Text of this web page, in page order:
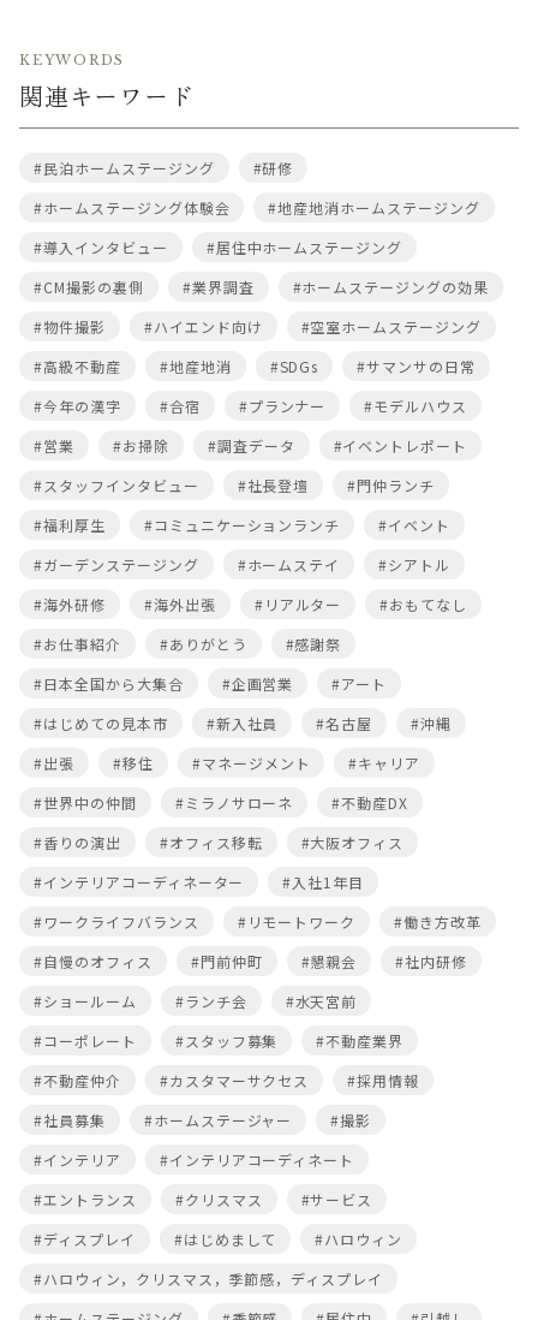
KEYWORDS
関連キーワード
#民泊ホームステージング
#研修
#ホームステージング体験会
#地産地消ホームステージング
#導入インタビュー
#居住中ホームステージング
#CM撮影の裏側
#業界調査
#ホームステージングの効果
#物件撮影
#ハイエンド向け
#空室ホームステージング
#高級不動産
#地産地消 #SDGs
#サマンサの日常
#今年の漢字
#合宿 #プランナー
#モデルハウス
#営業
#お掃除 #調査データ
#イベントレポート
#スタッフインタビュー
#社長登壇
#門仲ランチ
#福利厚生
#コミュニケーションランチ
#イベント
#ガーデンステージング
#ホームステイ
#シアトル
#海外研修
#海外出張 #リアルター
#おもてなし
#お仕事紹介
#ありがとう
#感謝祭
#日本全国から大集合
#企画営業
#アート
#はじめての見本市
#新入社員 #名古屋
#沖縄
#出張
#移住 #マネージメント
#キャリア
#世界中の仲間
#ミラノサローネ
#不動産DX
#香りの演出
#オフィス移転
#大阪オフィス
#インテリアコーディネーター
#入社1年目
#ワークライフバランス
#リモートワーク
#働き方改革
#自慢のオフィス
#門前仲町 #懇親会
#社内研修
#ショールーム
#ランチ会
#水天宮前
#コーポレート
#スタッフ募集
#不動産業界
#不動産仲介
#カスタマーサクセス
#採用情報
#社員募集
#ホームステージャー
#撮影
#インテリア
#インテリアコーディネート
#エントランス
#クリスマス
#サービス
#ディスプレイ
#はじめまして
#ハロウィン
#ハロウィン，クリスマス，季節感，ディスプレイ